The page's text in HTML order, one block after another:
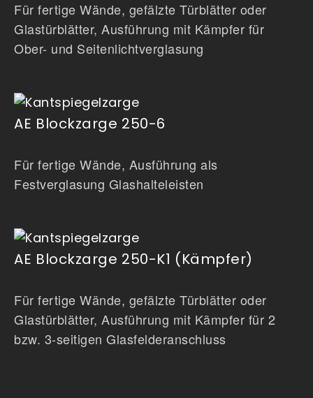
Für fertige Wände, gefälzte Türblätter oder
Glastürblätter, Ausführung mit Kämpfer für
Ober- und Seitenlichtverglasung
AE Blockzarge 250-6
Für fertige Wände, Ausführung als
Festverglasung Glashalteleisten
AE Blockzarge 250-K1 (Kämpfer)
Für fertige Wände, gefälzte Türblätter oder
Glastürblätter, Ausführung mit Kämpfer für 2
bzw. 3-seitigen Glasfelderanschluss